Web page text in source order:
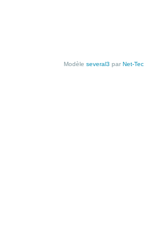
Modèle several3 par Net-